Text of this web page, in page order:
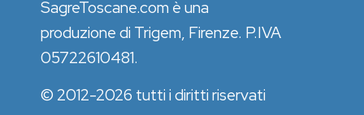
SagreToscane.com è una
produzione di Trigem, Firenze. P.IVA
05722610481.
© 2012-2026 tutti i diritti riservati